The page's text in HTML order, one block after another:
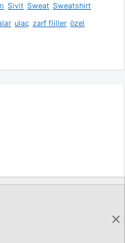
Sivit Sweat Sweatshirt
ulaç zarf fiiller özel